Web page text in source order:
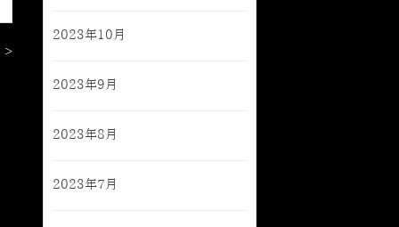
>
2023年10月
2023年9月
2023年8月
2023年7月